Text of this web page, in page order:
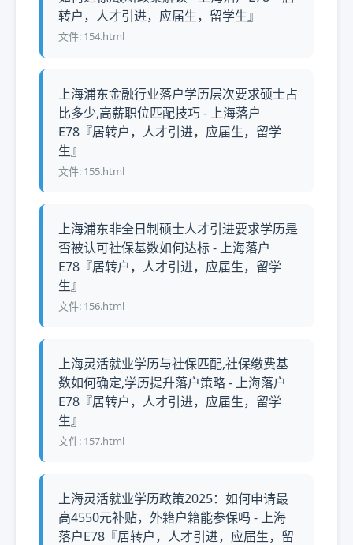
转户，人才引进，应届生，留学生』
文件: 154.html
上海浦东金融行业落户学历层次要求硕士占
比多少,高薪职位匹配技巧 - 上海落户
E78『居转户，人才引进，应届生，留学
生』
文件: 155.html
上海浦东非全日制硕士人才引进要求学历是
否被认可社保基数如何达标 - 上海落户
E78『居转户，人才引进，应届生，留学
生』
文件: 156.html
上海灵活就业学历与社保匹配,社保缴费基
数如何确定,学历提升落户策略 - 上海落户
E78『居转户，人才引进，应届生，留学
生』
文件: 157.html
上海灵活就业学历政策2025：如何申请最
高4550元补贴，外籍户籍能参保吗 - 上海
落户E78『居转户，人才引进，应届生，留